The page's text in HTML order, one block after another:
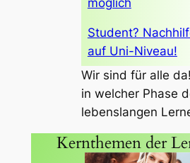
möglich
Student?
auf Uni-Niveau!
Wir sind für alle
in welcher Phase
lebenslangen
Kernthemen der